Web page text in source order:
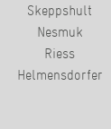
Skeppshult
Nesmuk
Riess
Helmensdorfer